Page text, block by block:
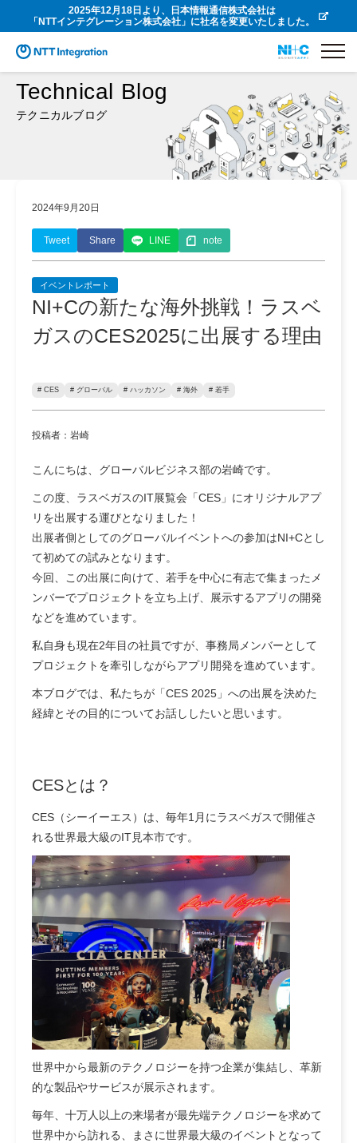
2025年12月18日より、日本情報通信株式会社は
「NTTインテグレーション株式会社」に社名を変更いたしました。
Technical Blog
テクニカルブログ
2024年9月20日
Tweet Share LINE note
イベントレポート
NI+Cの新たな海外挑戦！ラスベ
ガスのCES2025に出展する理由
# CES # グローバル # ハッカソン # 海外 # 若手
投稿者：岩崎
こんにちは、グローバルビジネス部の岩崎です。
この度、ラスベガスのIT展覧会「CES」にオリジナルアプ
リを出展する運びとなりました！
出展者側としてのグローバルイベントへの参加はNI+Cとし
て初めての試みとなります。
今回、この出展に向けて、若手を中心に有志で集まったメ
ンバーでプロジェクトを立ち上げ、展示するアプリの開発
などを進めています。
私自身も現在2年目の社員ですが、事務局メンバーとして
プロジェクトを牽引しながらアプリ開発を進めています。
本ブログでは、私たちが「CES 2025」への出展を決めた
経緯とその目的についてお話ししたいと思います。
CESとは？
CES（シーイーエス）は、毎年1月にラスベガスで開催さ
れる世界最大級のIT見本市です。
世界中から最新のテクノロジーを持つ企業が集結し、革新
的な製品やサービスが展示されます。
毎年、十万人以上の来場者が最先端テクノロジーを求めて
世界中から訪れる、まさに世界最大級のイベントとなって